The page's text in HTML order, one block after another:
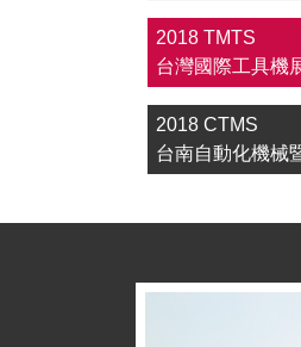
2018 TMTS
台灣國際工具機
2018 CTMS
台南自動化機械